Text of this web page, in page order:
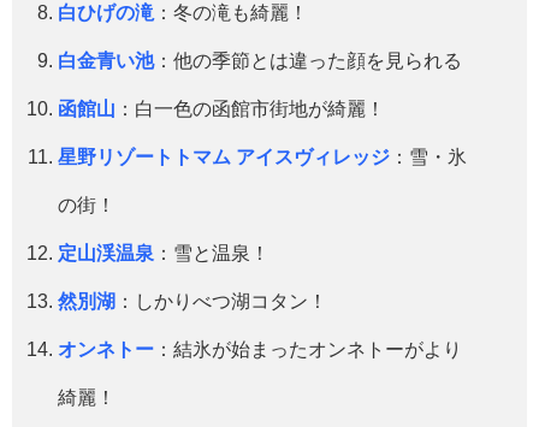
白ひげの滝 ：冬の滝も綺麗！
白金青い池：他の季節とは違った顔を見られる
函館山 ：白一色の函館市街地が綺麗！
星野リゾートトマム アイスヴィレッジ ：雪・氷
の街！
定山渓温泉 ：雪と温泉！
然別湖 ：しかりべつ湖コタン！
オンネトー ：結氷が始まったオンネトーがより
綺麗！